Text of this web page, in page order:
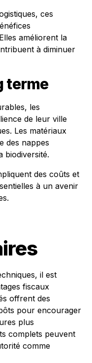
ces
améliorent la
à diminuer
terme
les
de leur ville
Les matériaux
des nappes
biodiversité.
des coûts et
à un avenir
il est
fiscaux
offrent des
pour encourager
plus
complets peuvent
comme